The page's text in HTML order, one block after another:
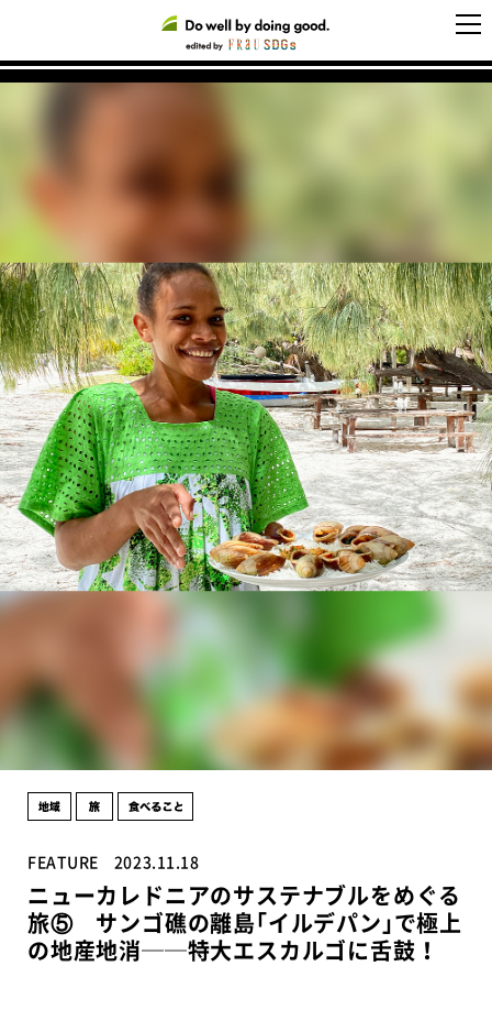
FEATURE 2023.11.18
ニューカレドニアのサステナブルをめぐる
旅⑤ サンゴ礁の離島｢イルデパン｣で極上
の地産地消──特大エスカルゴに舌鼓！